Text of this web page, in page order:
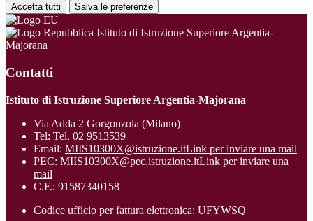
Accetta tutti Salva le preferenze
Istituto di Istruzione Superiore Argentia-
Majorana
Contatti
Istituto di Istruzione Superiore Argentia-Majorana
Via Adda 2 Gorgonzola (Milano)
Tel: Tel. 02 9513539
Email: MIIS10300X@istruzione.itLink per inviare una mail
PEC: MIIS10300X@pec.istruzione.itLink per inviare una
mail
C.F.: 91587340158
Codice ufficio per fattura elettronica: UFYWSQ